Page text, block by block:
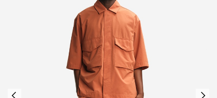
AIGLE CLUB ポイントサービス終了のお知らせ